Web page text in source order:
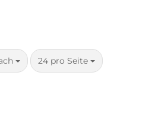
24 pro Seite
pro Seite